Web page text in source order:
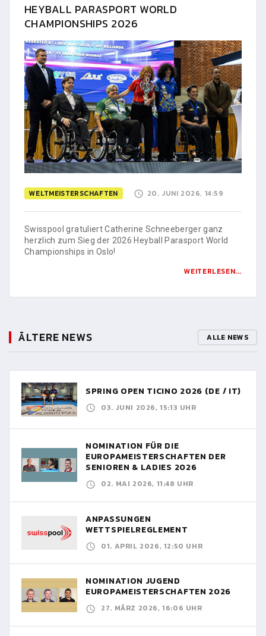
HEYBALL PARASPORT WORLD
CHAMPIONSHIPS 2026
WELTMEISTERSCHAFTEN 20. JUNI 2026, 14:59
Swisspool gratuliert Catherine Schneeberger ganz
herzlich zum Sieg der 2026 Heyball Parasport World
Championships in Oslo!
WEITERLESEN...
ÄLTERE NEWS ALLE NEWS
SPRING OPEN TICINO 2026 (DE / IT)
03. JUNI 2026, 15:13 UHR
NOMINATION FÜR DIE
EUROPAMEISTERSCHAFTEN DER
SENIOREN & LADIES 2026
02. MAI 2026, 11:48 UHR
ANPASSUNGEN
WETTSPIELREGLEMENT
01. APRIL 2026, 12:50 UHR
NOMINATION JUGEND
EUROPAMEISTERSCHAFTEN 2026
27. MÄRZ 2026, 16:06 UHR